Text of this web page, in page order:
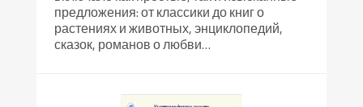
предложения: от классики до книг о
растениях и животных, энциклопедий,
сказок, романов о любви…